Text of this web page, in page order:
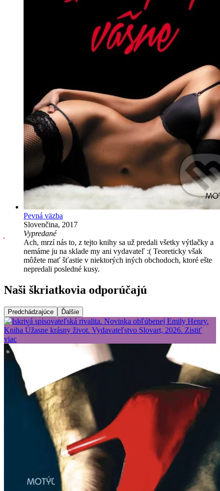
Pevná väzba
Slovenčina, 2017
Vypredané
Ach, mrzí nás to, z tejto knihy sa už predali všetky výtlačky a
nemáme ju na sklade my ani vydavateľ :( Teoreticky však
môžete mať šťastie v niektorých iných obchodoch, ktoré ešte
nepredali posledné kusy.
Naši škriatkovia odporúčajú
Predchádzajúce Ďalšie